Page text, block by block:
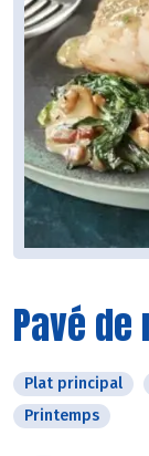
Pavé
Plat principal
Printemps